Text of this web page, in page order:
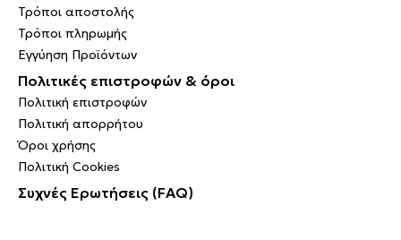
Τρόποι αποστολής
Τρόποι πληρωμής
Εγγύηση Προϊόντων
Πολιτικές επιστροφών & όροι
Πολιτική επιστροφών
Πολιτική απορρήτου
Όροι χρήσης
Πολιτική Cookies
Συχνές Ερωτήσεις (FAQ)